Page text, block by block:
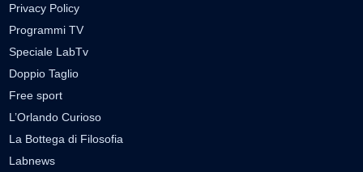
Privacy Policy
Programmi TV
Speciale LabTv
Doppio Taglio
Free sport
L’Orlando Curioso
La Bottega di Filosofia
Labnews